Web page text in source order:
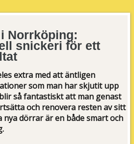
Norrköping:
snickeri för ett
extra med att äntligen
som man har skjutit upp
så fantastiskt att man genast
och renovera resten av sitt
nya dörrar är en både smart och